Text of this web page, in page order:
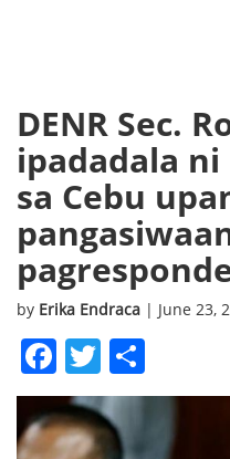
DENR Sec.
ipadadala
sa Cebu
by Erika Endraca | June 23,
Facebook
Twitter